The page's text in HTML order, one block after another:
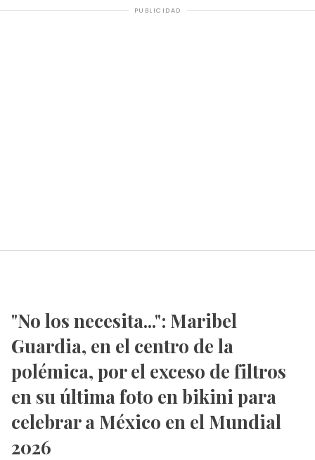
PUBLICIDAD
"No los necesita...": Maribel
Guardia, en el centro de la
polémica, por el exceso de filtros
en su última foto en bikini para
celebrar a México en el Mundial
2026